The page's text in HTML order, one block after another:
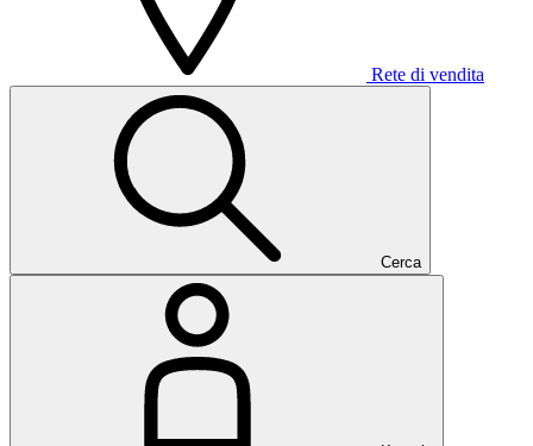
Rete di vendita
Cerca